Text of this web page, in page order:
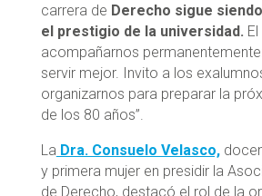
carrera de Derecho sigue
el prestigio de la universidad.
acompañarnos
servir mejor. Invito a los
organizarnos para preparar la
de los 80 años”.
La Dra. Consuelo Velasco,
y primera mujer en presidir la
de Derecho, destacó el rol de la